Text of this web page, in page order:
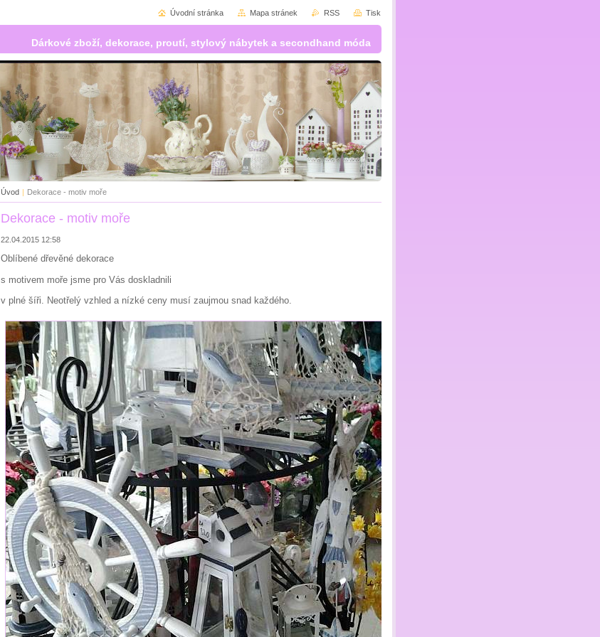
Dárkové zboží, dekorace, proutí, stylový nábytek a secondhand móda
Úvod | Dekorace - motiv moře
Dekorace - motiv moře
22.04.2015 12:58
Oblíbené dřevěné dekorace
s motivem moře jsme pro Vás doskladnili
v plné šíři. Neotřelý vzhled a nízké ceny musí zaujmou snad každého.
Úvodní stránka Mapa stránek RSS Tisk